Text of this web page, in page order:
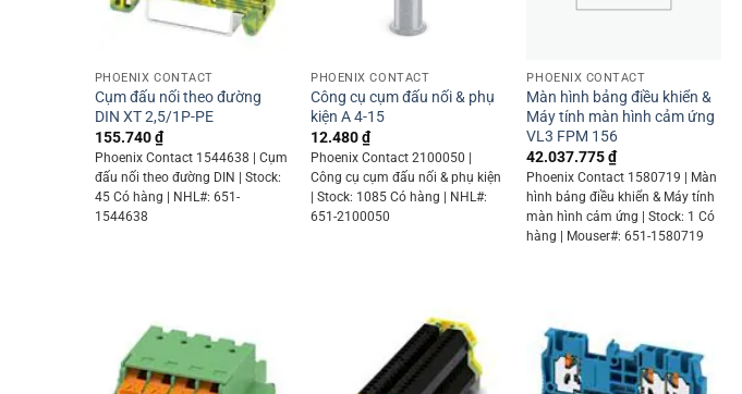
PHOENIX CONTACT
Cụm đấu nối theo đường
DIN XT 2,5/1P-PE
155.740₫
Phoenix Contact 1544638 | Cụm
đấu nối theo đường DIN | Stock:
45 Có hàng | NHL#: 651-
1544638
PHOENIX CONTACT
Công cụ cụm đấu nối & phụ
kiện A 4-15
12.480₫
Phoenix Contact 2100050 |
Công cụ cụm đấu nối & phụ kiện
| Stock: 1085 Có hàng | NHL#:
651-2100050
PHOENIX CONTACT
Màn hình bảng điều khiển &
Máy tính màn hình cảm ứng
VL3 FPM 156
42.037.775₫
Phoenix Contact 1580719 | Màn
hình bảng điều khiển & Máy tính
màn hình cảm ứng | Stock: 1 Có
hàng | Mouser#: 651-1580719